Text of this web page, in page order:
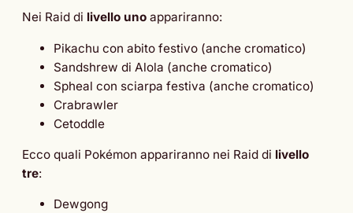
Nei Raid di livello uno appariranno:
Pikachu con abito festivo (anche cromatico)
Sandshrew di Alola (anche cromatico)
Spheal con sciarpa festiva (anche cromatico)
Crabrawler
Cetoddle
Ecco quali Pokémon appariranno nei Raid di livello
tre:
Dewgong